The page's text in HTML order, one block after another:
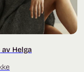
Helga